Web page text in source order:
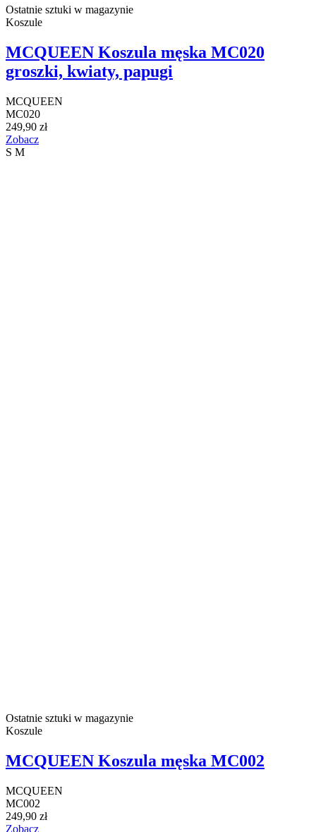
Ostatnie sztuki w magazynie
Koszule
MCQUEEN Koszula męska MC020
groszki, kwiaty, papugi
MCQUEEN
MC020
249,90 zł
Zobacz
S M
Ostatnie sztuki w magazynie
Koszule
MCQUEEN Koszula męska MC002
MCQUEEN
MC002
249,90 zł
Zobacz